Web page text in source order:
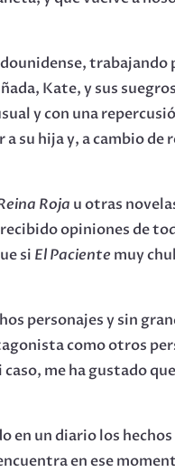
Kate, y sus
y con una
su hija y, a cambio
Roja u otras
opiniones de
si El Pacientemuy
personajes y sin
como otros
me ha gustado
un diario los
en ese